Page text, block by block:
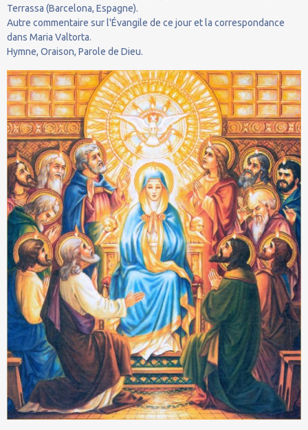
Terrassa (Barcelona, Espagne).
Autre commentaire sur l'Évangile de ce jour et la correspondance
dans Maria Valtorta.
Hymne, Oraison, Parole de Dieu.